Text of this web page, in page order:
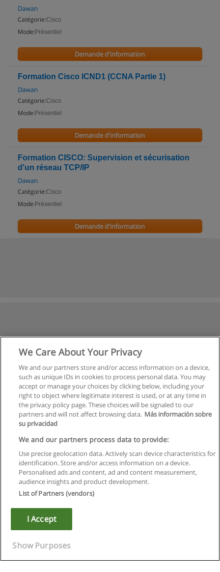
Dawan
Catégorie:Cisco
Mode: Présentiel
Demande d'information
Formation Cisco ICND1 (CCNA Partie 1)
Dawan
Catégorie:Cisco
Mode: Présentiel
Demande d'information
Formation CISCO: Supervision et sécurisation
d'un réseau TCP/IP
Dawan
Catégorie:Cisco
Mode: Présentiel
Demande d'information
Règles d'utilisation
Confidentialité des données
Copyright © Educaedu Business S.L. - CIF : B-95610580: -
We Care About Your Privacy
We and our partners store and/or access information on a device,
such as unique IDs in cookies to process personal data. You may
accept or manage your choices by clicking below, including your
right to object where legitimate interest is used, or at any time in
the privacy policy page. These choices will be signaled to our
partners and will not affect browsing data. Más información sobre
su privacidad
We and our partners process data to provide:
Use precise geolocation data. Actively scan device characteristics for
identification. Store and/or access information on a device.
Personalised ads and content, ad and content measurement,
audience insights and product development.
List of Partners (vendors)
I Accept
Show Purposes